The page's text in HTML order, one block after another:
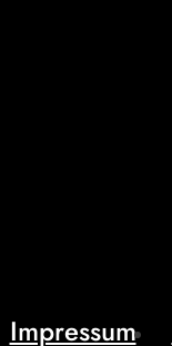
Impressum